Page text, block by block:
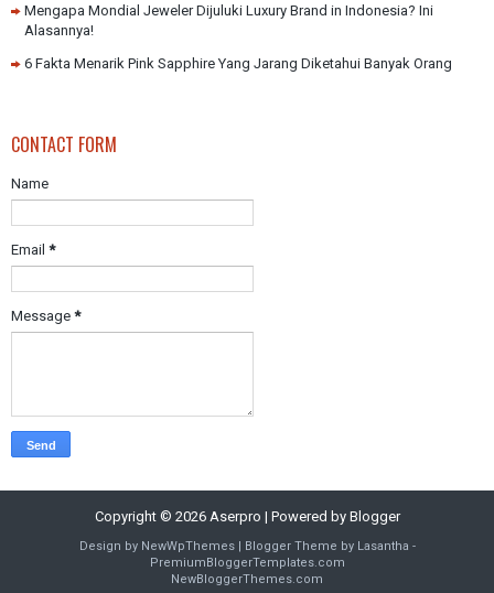
Mengapa Mondial Jeweler Dijuluki Luxury Brand in Indonesia? Ini
Alasannya!
6 Fakta Menarik Pink Sapphire Yang Jarang Diketahui Banyak Orang
CONTACT FORM
Name
Email *
Message *
Copyright © 2026 Aserpro | Powered by Blogger
Design by NewWpThemes| Blogger Theme by Lasantha -
PremiumBloggerTemplates.com
NewBloggerThemes.com